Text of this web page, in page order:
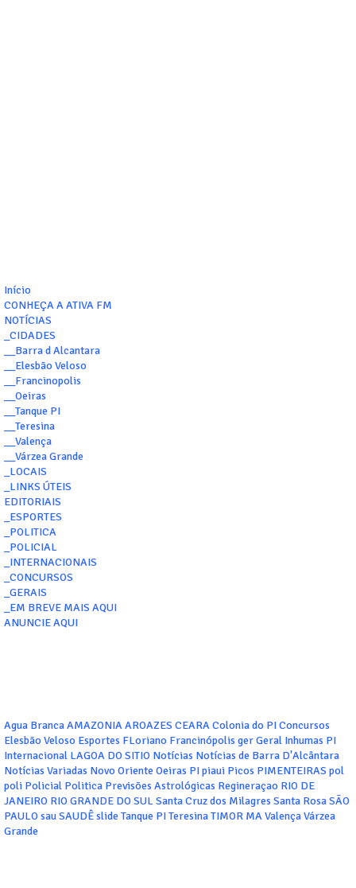
Início
CONHEÇA A ATIVA FM
NOTÍCIAS
_CIDADES
__Barra d Alcantara
__Elesbão Veloso
__Francinopolis
__Oeiras
__Tanque PI
__Teresina
__Valença
__Várzea Grande
_LOCAIS
_LINKS ÚTEIS
EDITORIAIS
_ESPORTES
_POLITICA
_POLICIAL
_INTERNACIONAIS
_CONCURSOS
_GERAIS
_EM BREVE MAIS AQUI
ANUNCIE AQUI
Agua BrancaAMAZONIAAROAZES CEARAColonia do PIConcursos
Elesbão Veloso Esportes FLoriano Francinópolis gerGeral Inhumas PI
Internacional LAGOA DO SITIO Notícias Notícias de Barra D'Alcântara
Notícias Variadas Novo Oriente Oeiras PIpiaui Picos PIMENTEIRAS pol
poli Policial Politica Previsões Astrológicas Regineraçao RIO DE
JANEIRO RIO GRANDE DO SUL Santa Cruz dos Milagres Santa RosaSÃO
PAULOsauSAUDÊslide Tanque PITeresinaTIMOR MAValençaVárzea
Grande